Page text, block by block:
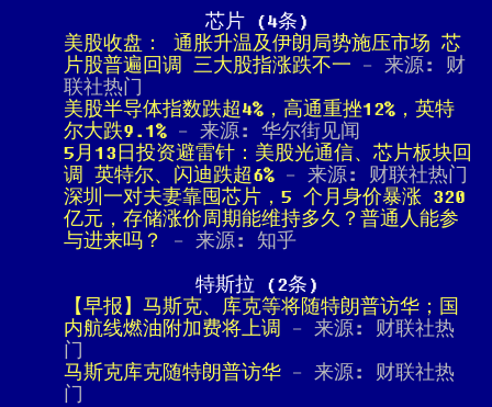
芯片 (4条)
美股收盘： 通胀升温及伊朗局势施压市场 芯
片股普遍回调 三大股指涨跌不一 - 来源: 财
联社热门
美股半导体指数跌超4%，高通重挫12%，英特
尔大跌9.1% - 来源: 华尔街见闻
5月13日投资避雷针：美股光通信、芯片板块回
调 英特尔、闪迪跌超6% - 来源: 财联社热门
深圳一对夫妻靠囤芯片，5 个月身价暴涨 320
亿元，存储涨价周期能维持多久？普通人能参
与进来吗？
- 来源: 知乎
特斯拉 (2条)
【早报】马斯克、库克等将随特朗普访华；国
内航线燃油附加费将上调 - 来源: 财联社热
门
马斯克库克随特朗普访华 - 来源: 财联社热
门